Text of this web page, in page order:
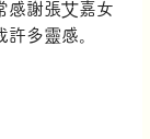
感謝張艾嘉女
多靈感。